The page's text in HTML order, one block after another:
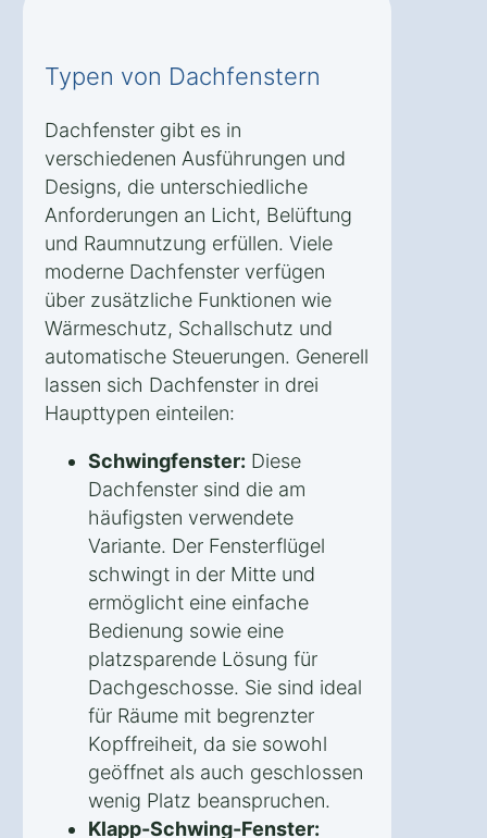
Typen von Dachfenstern
Dachfenster gibt es in
verschiedenen Ausführungen und
Designs, die unterschiedliche
Anforderungen an Licht, Belüftung
und Raumnutzung erfüllen. Viele
moderne Dachfenster verfügen
über zusätzliche Funktionen wie
Wärmeschutz, Schallschutz und
automatische Steuerungen. Generell
lassen sich Dachfenster in drei
Haupttypen einteilen:
Schwingfenster: Diese
Dachfenster sind die am
häufigsten verwendete
Variante. Der Fensterflügel
schwingt in der Mitte und
ermöglicht eine einfache
Bedienung sowie eine
platzsparende Lösung für
Dachgeschosse. Sie sind ideal
für Räume mit begrenzter
Kopffreiheit, da sie sowohl
geöffnet als auch geschlossen
wenig Platz beanspruchen.
Klapp-Schwing-Fenster: